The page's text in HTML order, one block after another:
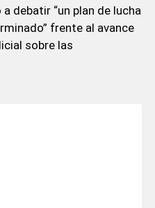
debatir “un plan de lucha
frente al avance
sobre las